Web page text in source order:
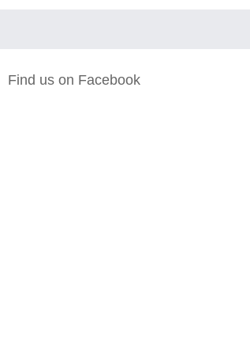
Find us on Facebook